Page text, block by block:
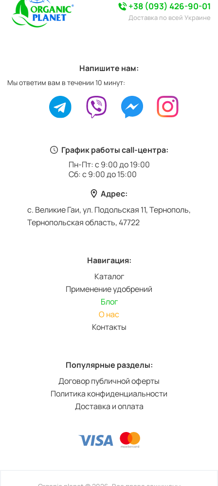
+38 (093) 426-90-01
Доставка по всей Украине
График работы call-центра:
Пн-Пт: с 9:00 до 19:00
Сб: с 9:00 до 15:00
Адрес:
с. Великие Гаи, ул. Подольская 11, Тернополь,
Тернопольская область, 47722
Навигация:
Каталог
Применение удобрений
Блог
О нас
Контакты
Популярные разделы:
Договор публичной оферты
Политика конфиденциальности
Доставка и оплата
Напишите нам:
Мы ответим вам в течении 10 минут: